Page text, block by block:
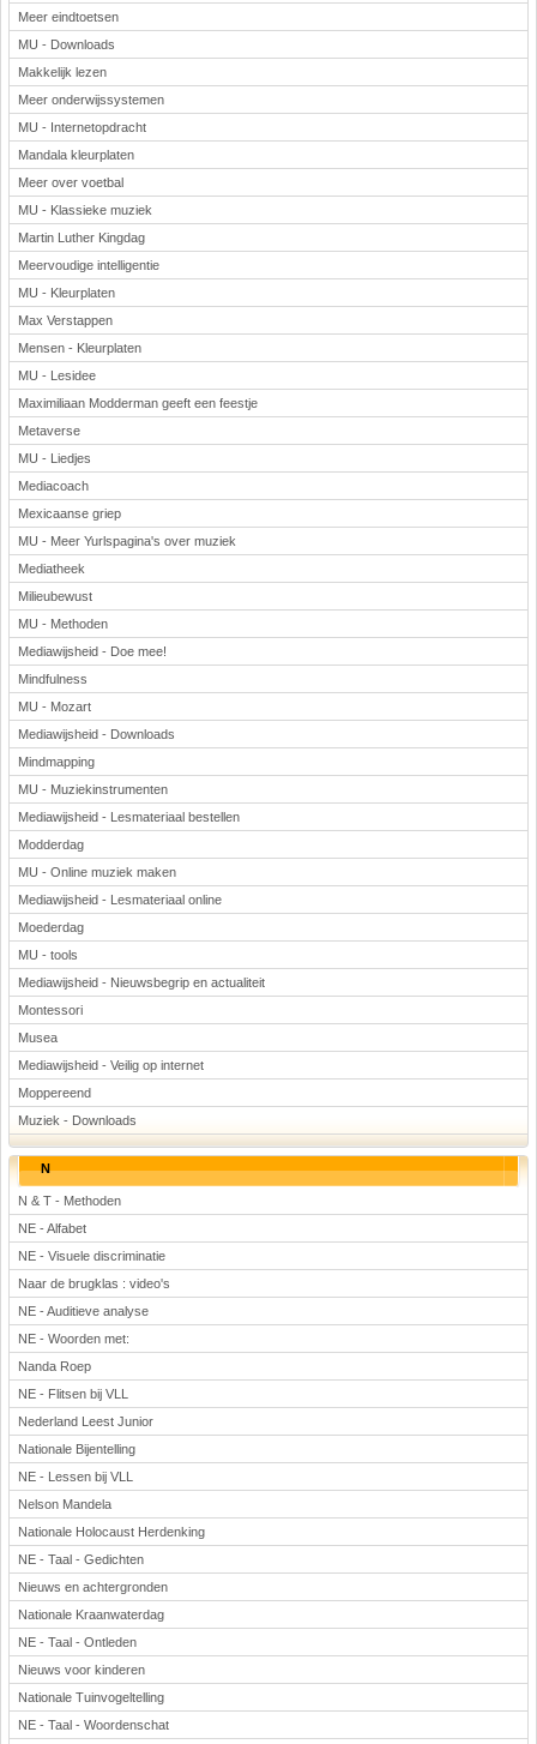
Meer eindtoetsen
MU - Downloads
Makkelijk lezen
Meer onderwijssystemen
MU - Internetopdracht
Mandala kleurplaten
Meer over voetbal
MU - Klassieke muziek
Martin Luther Kingdag
Meervoudige intelligentie
MU - Kleurplaten
Max Verstappen
Mensen - Kleurplaten
MU - Lesidee
Maximiliaan Modderman geeft een feestje
Metaverse
MU - Liedjes
Mediacoach
Mexicaanse griep
MU - Meer Yurlspagina's over muziek
Mediatheek
Milieubewust
MU - Methoden
Mediawijsheid - Doe mee!
Mindfulness
MU - Mozart
Mediawijsheid - Downloads
Mindmapping
MU - Muziekinstrumenten
Mediawijsheid - Lesmateriaal bestellen
Modderdag
MU - Online muziek maken
Mediawijsheid - Lesmateriaal online
Moederdag
MU - tools
Mediawijsheid - Nieuwsbegrip en actualiteit
Montessori
Musea
Mediawijsheid - Veilig op internet
Moppereend
Muziek - Downloads
N
N & T - Methoden
NE - Alfabet
NE - Visuele discriminatie
Naar de brugklas : video's
NE - Auditieve analyse
NE - Woorden met:
Nanda Roep
NE - Flitsen bij VLL
Nederland Leest Junior
Nationale Bijentelling
NE - Lessen bij VLL
Nelson Mandela
Nationale Holocaust Herdenking
NE - Taal - Gedichten
Nieuws en achtergronden
Nationale Kraanwaterdag
NE - Taal - Ontleden
Nieuws voor kinderen
Nationale Tuinvogeltelling
NE - Taal - Woordenschat